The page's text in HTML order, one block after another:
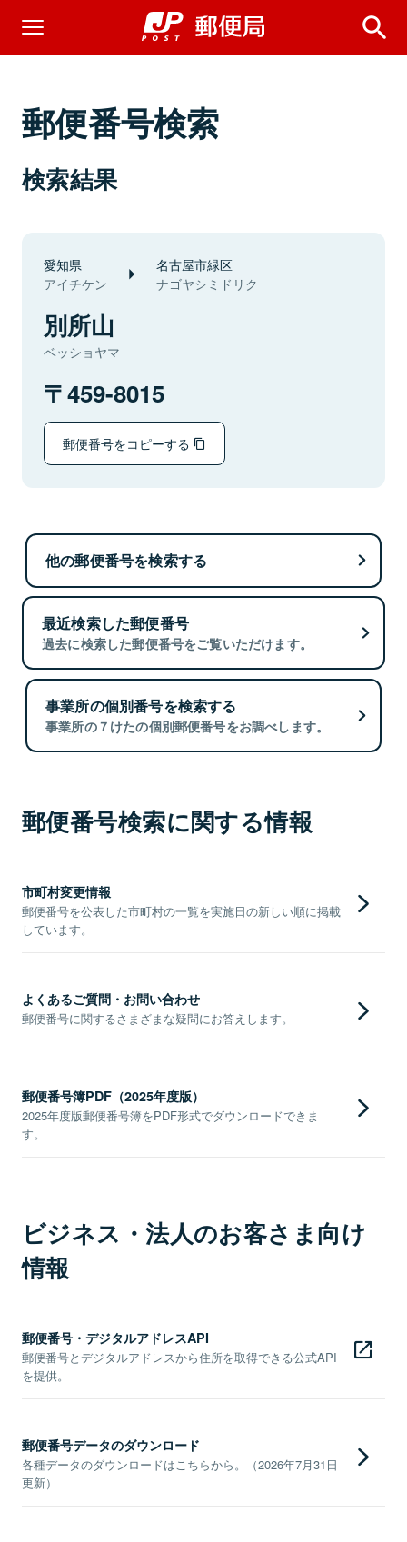
郵便番号検索
検索結果
愛知県
アイチケン
名古屋市緑区
ナゴヤシミドリク
別所山
ベッショヤマ
459-8015
郵便番号をコピーする
他の郵便番号を検索する
最近検索した郵便番号
過去に検索した郵便番号をご覧いただけます。
事業所の個別番号を検索する
事業所の７けたの個別郵便番号をお調べします。
郵便番号検索に関する情報
市町村変更情報
郵便番号を公表した市町村の一覧を実施日の新しい順に掲載
しています。
よくあるご質問・お問い合わせ
郵便番号に関するさまざまな疑問にお答えします。
郵便番号簿PDF（2025年度版）
2025年度版郵便番号簿をPDF形式でダウンロードできま
す。
ビジネス・法人のお客さま向け
情報
郵便番号・デジタルアドレスAPI
郵便番号とデジタルアドレスから住所を取得できる公式API
を提供。
郵便番号データのダウンロード
各種データのダウンロードはこちらから。（2026年7月31日
更新）